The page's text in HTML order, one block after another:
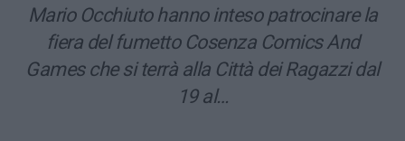
Mario Occhiuto hanno inteso patrocinare la
fiera del fumetto Cosenza Comics And
Games che si terrà alla Città dei Ragazzi dal
19 al…